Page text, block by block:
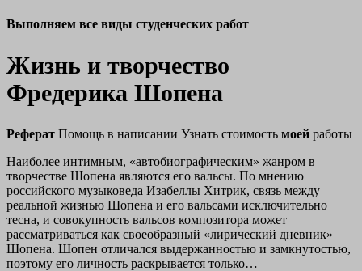
Выполняем все виды студенческих работ
Жизнь и творчество
Фредерика Шопена
Реферат Помощь в написании Узнать стоимость моей работы
Наиболее интимным, «автобиографическим» жанром в
творчестве Шопена являются его вальсы. По мнению
российского музыковеда Изабеллы Хитрик, связь между
реальной жизнью Шопена и его вальсами исключительно
тесна, и совокупность вальсов композитора может
рассматриваться как своеобразный «лирический дневник»
Шопена. Шопен отличался выдержанностью и замкнутостью,
поэтому его личность раскрывается только…